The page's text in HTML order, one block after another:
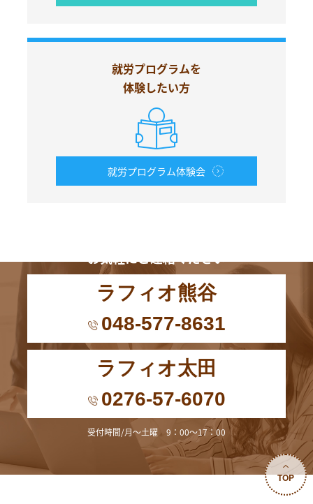
就労プログラムを
体験したい方
就労プログラム体験会
お気軽にご連絡ください
ラフィオ熊谷
048-577-8631
ラフィオ太田
0276-57-6070
受付時間/月～土曜 9：00～17：00
TOP